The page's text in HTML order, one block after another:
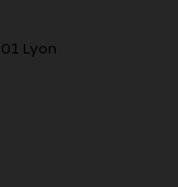
Lyon